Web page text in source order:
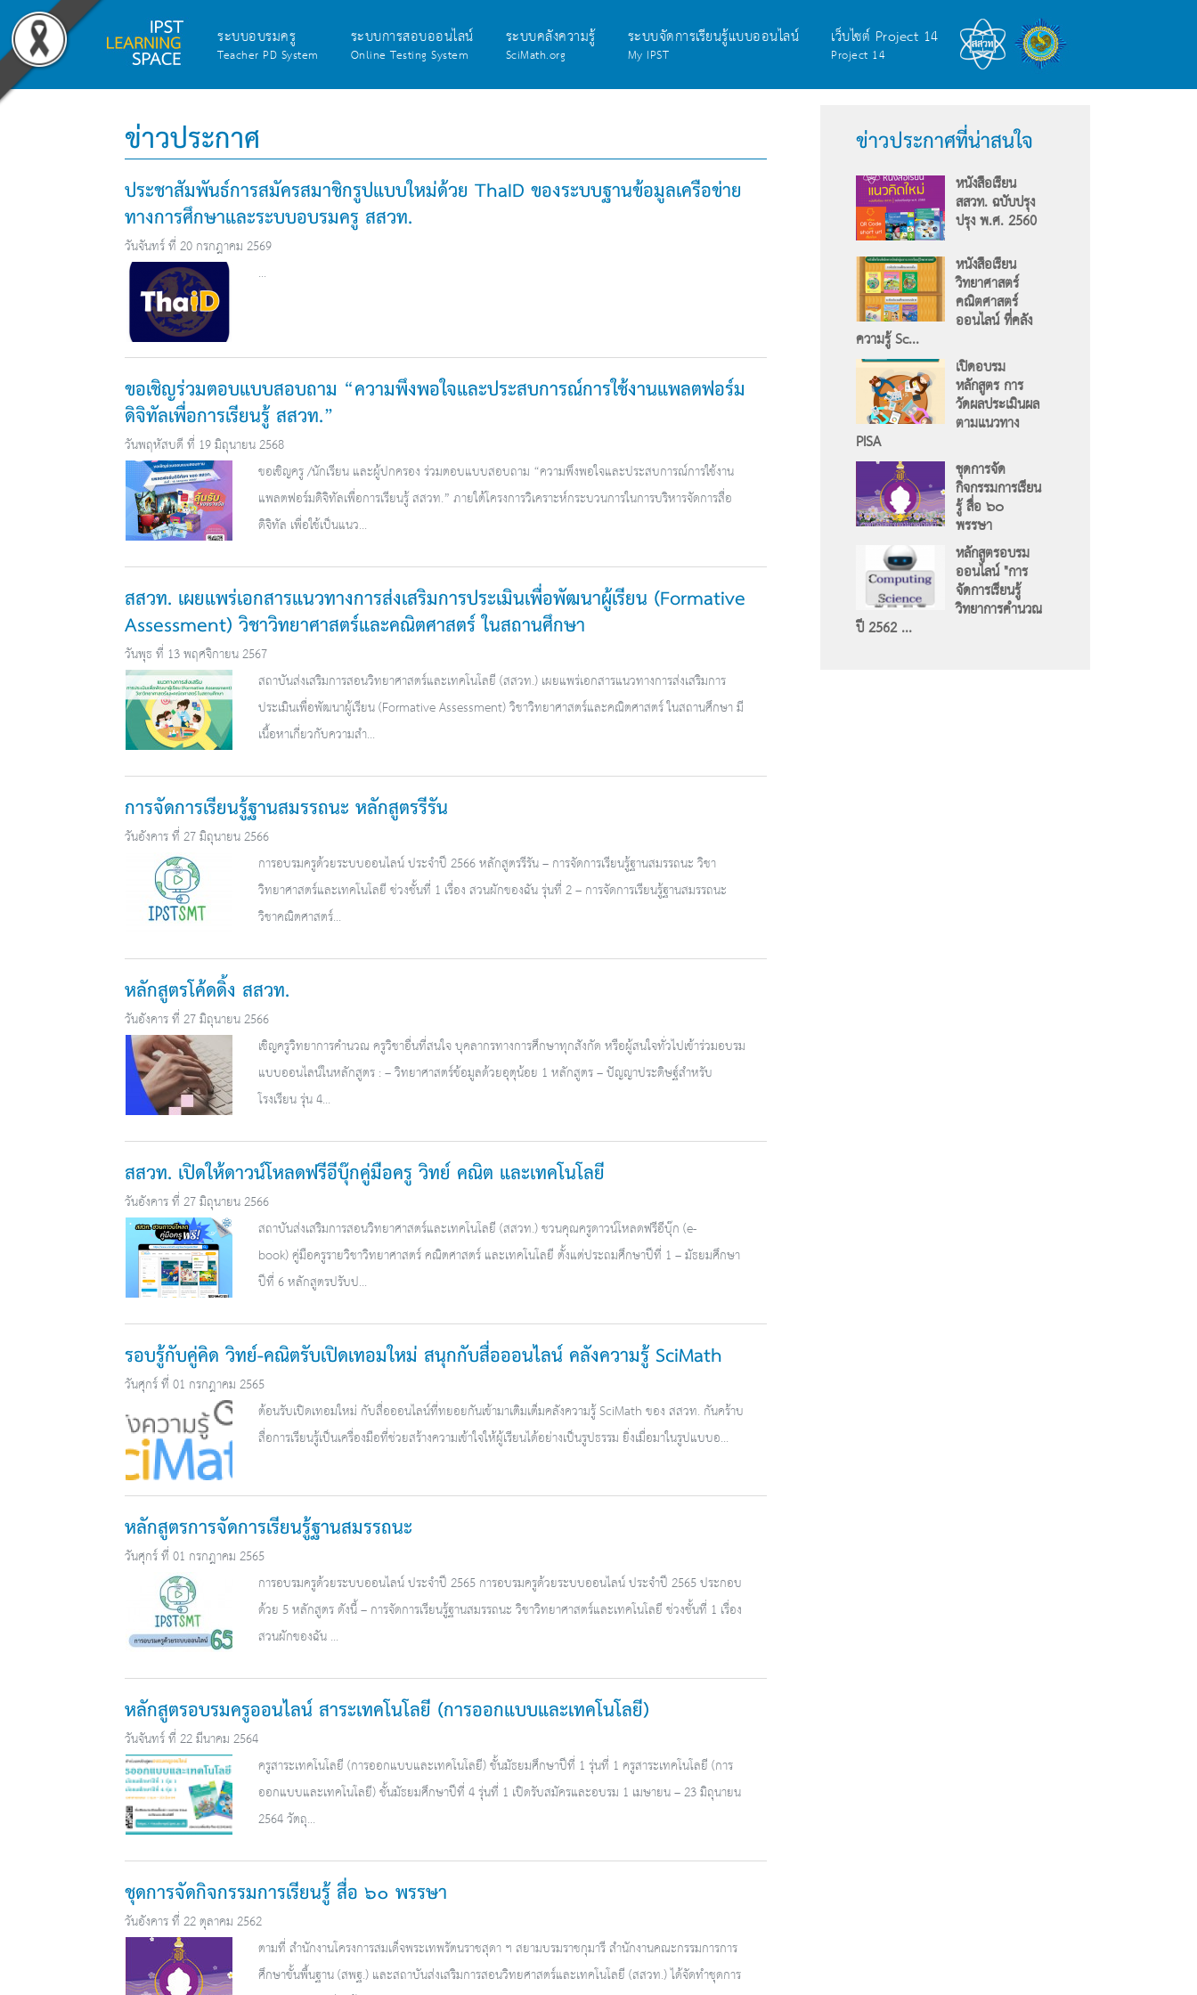
ระบบอบรมครู
Teacher PD System
ระบบการสอบออนไลน์
Online Testing System
ระบบคลังความรู้
SciMath.org
ระบบจัดการเรียนรู้แบบออนไลน์
My IPST
เว็บไซต์ Project 14
Project 14
ข่าวประกาศ
ประชาสัมพันธ์การสมัครสมาชิกรูปแบบใหม่ด้วย ThaID ของระบบฐานข้อมูลเครือข่าย
ทางการศึกษาและระบบอบรมครู สสวท.
วันจันทร์ ที่ 20 กรกฎาคม 2569
...
ขอเชิญร่วมตอบแบบสอบถาม “ความพึงพอใจและประสบการณ์การใช้งานแพลตฟอร์ม
ดิจิทัลเพื่อการเรียนรู้ สสวท.”
วันพฤหัสบดี ที่ 19 มิถุนายน 2568
ขอเชิญครู /นักเรียน และผู้ปกครอง ร่วมตอบแบบสอบถาม “ความพึงพอใจและประสบการณ์การใช้งาน
แพลตฟอร์มดิจิทัลเพื่อการเรียนรู้ สสวท.” ภายใต้โครงการวิเคราะห์กระบวนการในการบริหารจัดการสื่อ
ดิจิทัล เพื่อใช้เป็นแนว...
สสวท. เผยแพร่เอกสารแนวทางการส่งเสริมการประเมินเพื่อพัฒนาผู้เรียน (Formative
Assessment) วิชาวิทยาศาสตร์และคณิตศาสตร์ ในสถานศึกษา
วันพุธ ที่ 13 พฤศจิกายน 2567
สถาบันส่งเสริมการสอนวิทยาศาสตร์และเทคโนโลยี (สสวท.) เผยแพร่เอกสารแนวทางการส่งเสริมการ
ประเมินเพื่อพัฒนาผู้เรียน (Formative Assessment) วิชาวิทยาศาสตร์และคณิตศาสตร์ ในสถานศึกษา มี
เนื้อหาเกี่ยวกับความสำ...
การจัดการเรียนรู้ฐานสมรรถนะ หลักสูตรรีรัน
วันอังคาร ที่ 27 มิถุนายน 2566
การอบรมครูด้วยระบบออนไลน์ ประจำปี 2566 หลักสูตรรีรัน – การจัดการเรียนรู้ฐานสมรรถนะ วิชา
วิทยาศาสตร์และเทคโนโลยี ช่วงชั้นที่ 1 เรื่อง สวนผักของฉัน รุ่นที่ 2 – การจัดการเรียนรู้ฐานสมรรถนะ
วิชาคณิตศาสตร์...
หลักสูตรโค้ดดิ้ง สสวท.
วันอังคาร ที่ 27 มิถุนายน 2566
เชิญครูวิทยาการคำนวณ ครูวิชาอื่นที่สนใจ บุคลากรทางการศึกษาทุกสังกัด หรือผู้สนใจทั่วไปเข้าร่วมอบรม
แบบออนไลน์ในหลักสูตร : – วิทยาศาสตร์ข้อมูลด้วยอุตุน้อย 1 หลักสูตร – ปัญญาประดิษฐ์สำหรับ
โรงเรียน รุ่น 4...
สสวท. เปิดให้ดาวน์โหลดฟรีอีบุ๊กคู่มือครู วิทย์ คณิต และเทคโนโลยี
วันอังคาร ที่ 27 มิถุนายน 2566
สถาบันส่งเสริมการสอนวิทยาศาสตร์และเทคโนโลยี (สสวท.) ชวนคุณครูดาวน์โหลดฟรีอีบุ๊ก (e-
book) คู่มือครูรายวิชาวิทยาศาสตร์ คณิตศาสตร์ และเทคโนโลยี ตั้งแต่ประถมศึกษาปีที่ 1 – มัธยมศึกษา
ปีที่ 6 หลักสูตรปรับป...
รอบรู้กับคู่คิด วิทย์-คณิตรับเปิดเทอมใหม่ สนุกกับสื่อออนไลน์ คลังความรู้ SciMath
วันศุกร์ ที่ 01 กรกฎาคม 2565
ต้อนรับเปิดเทอมใหม่ กับสื่อออนไลน์ที่ทยอยกันเข้ามาเติมเต็มคลังความรู้ SciMath ของ สสวท. กันคร้าบ
สื่อการเรียนรู้เป็นเครื่องมือที่ช่วยสร้างความเข้าใจให้ผู้เรียนได้อย่างเป็นรูปธรรม ยิ่งเมื่อมาในรูปแบบอ...
หลักสูตรการจัดการเรียนรู้ฐานสมรรถนะ
วันศุกร์ ที่ 01 กรกฎาคม 2565
การอบรมครูด้วยระบบออนไลน์ ประจำปี 2565 การอบรมครูด้วยระบบออนไลน์ ประจำปี 2565 ประกอบ
ด้วย 5 หลักสูตร ดังนี้ – การจัดการเรียนรู้ฐานสมรรถนะ วิชาวิทยาศาสตร์และเทคโนโลยี ช่วงชั้นที่ 1 เรื่อง
สวนผักของฉัน ...
หลักสูตรอบรมครูออนไลน์ สาระเทคโนโลยี (การออกแบบและเทคโนโลยี)
วันจันทร์ ที่ 22 มีนาคม 2564
ครูสาระเทคโนโลยี (การออกแบบและเทคโนโลยี) ชั้นมัธยมศึกษาปีที่ 1 รุ่นที่ 1 ครูสาระเทคโนโลยี (การ
ออกแบบและเทคโนโลยี) ชั้นมัธยมศึกษาปีที่ 4 รุ่นที่ 1 เปิดรับสมัครและอบรม 1 เมษายน – 23 มิถุนายน
2564 วัตถุ...
ชุดการจัดกิจกรรมการเรียนรู้ สื่อ ๖๐ พรรษา
วันอังคาร ที่ 22 ตุลาคม 2562
ตามที่ สำนักงานโครงการสมเด็จพระเทพรัตนราชสุดา ฯ สยามบรมราชกุมารี สำนักงานคณะกรรมการการ
ศึกษาขั้นพื้นฐาน (สพฐ.) และสถาบันส่งเสริมการสอนวิทยศาสตร์และเทคโนโลยี (สสวท.) ได้จัดทำชุดการ
ข่าวประกาศที่น่าสนใจ
หนังสือเรียน
สสวท. ฉบับปรุง
ปรุง พ.ศ. 2560
หนังสือเรียน
วิทยาศาสตร์
คณิตศาสตร์
ออนไลน์ ที่คลัง
ความรู้ Sc...
เปิดอบรม
หลักสูตร การ
วัดผลประเมินผล
ตามแนวทาง
PISA
ชุดการจัด
กิจกรรมการเรียน
รู้ สื่อ ๖๐
พรรษา
หลักสูตรอบรม
ออนไลน์ "การ
จัดการเรียนรู้
วิทยาการคำนวณ
ปี 2562 ...